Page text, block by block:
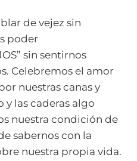
de vejez sin
poder
sin sentirnos
Celebremos el amor
nuestras canas y
y las caderas algo
nuestra condición de
sabernos con la
nuestra propia vida.